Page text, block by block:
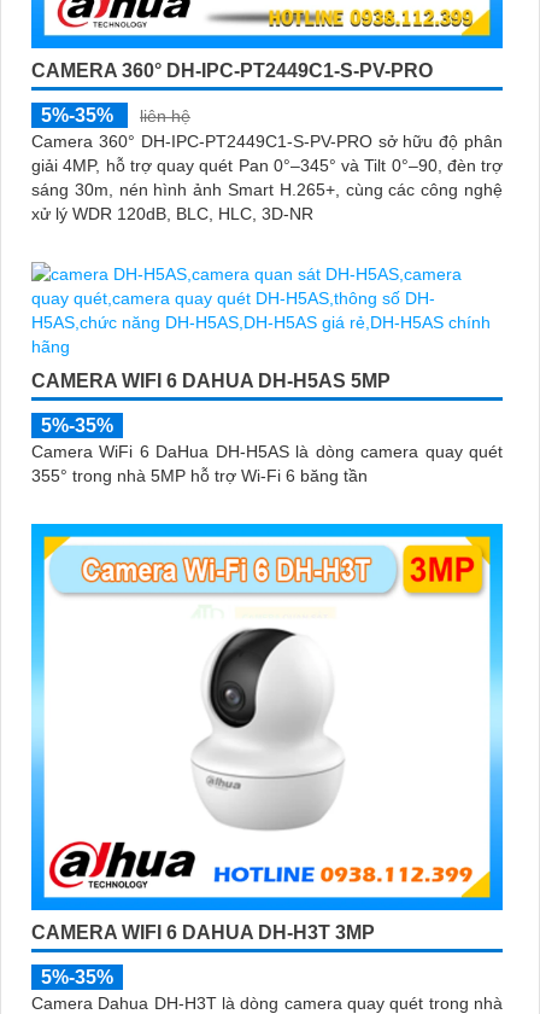
CAMERA 360° DH-IPC-PT2449C1-S-PV-PRO
5%-35%
liên hệ
Camera 360° DH-IPC-PT2449C1-S-PV-PRO sở hữu độ phân
giải 4MP, hỗ trợ quay quét Pan 0°–345° và Tilt 0°–90, đèn trợ
sáng 30m, nén hình ảnh Smart H.265+, cùng các công nghệ
xử lý WDR 120dB, BLC, HLC, 3D-NR
CAMERA WIFI 6 DAHUA DH-H5AS 5MP
5%-35%
Camera WiFi 6 DaHua DH-H5AS là dòng camera quay quét
355° trong nhà 5MP hỗ trợ Wi-Fi 6 băng tần
CAMERA WIFI 6 DAHUA DH-H3T 3MP
5%-35%
Camera Dahua DH-H3T là dòng camera quay quét trong nhà